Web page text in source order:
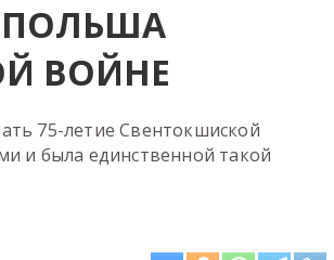
ПОЛЬША
ВОЙНЕ
75-летие Свентокшиской
и была единственной такой